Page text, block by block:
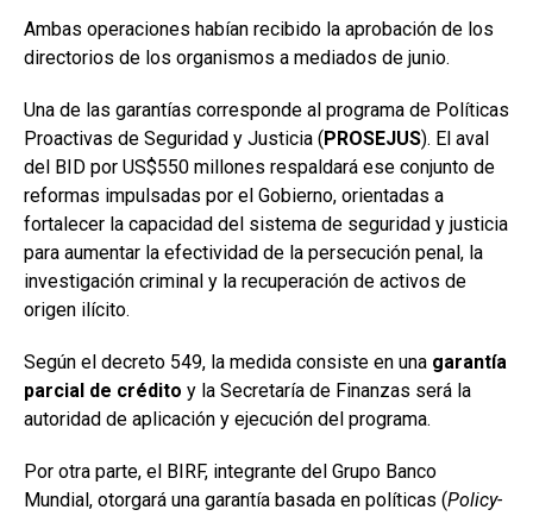
Ambas operaciones habían recibido la aprobación de los
directorios de los organismos a mediados de junio.
Una de las garantías corresponde al programa de Políticas
Proactivas de Seguridad y Justicia ( PROSEJUS). El aval
del BID por US$550 millones respaldará ese conjunto de
reformas impulsadas por el Gobierno, orientadas a
fortalecer la capacidad del sistema de seguridad y justicia
para aumentar la efectividad de la persecución penal, la
investigación criminal y la recuperación de activos de
origen ilícito.
Según el decreto 549, la medida consiste en una garantía
parcial de crédito y la Secretaría de Finanzas será la
autoridad de aplicación y ejecución del programa.
Por otra parte, el BIRF, integrante del Grupo Banco
Mundial, otorgará una garantía basada en políticas (Policy-